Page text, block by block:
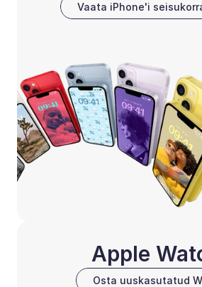
Vaata iPhone'i
Apple
Osta uuskasutatud